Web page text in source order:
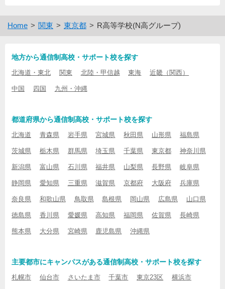
Home 関東 東京都 R高等学校(N高グループ)
地方から通信制高校・サポート校を探す
北海道・東北 関東 北陸・甲信越 東海 近畿（関西）
中国 四国 九州・沖縄
都道府県から通信制高校・サポート校を探す
北海道 青森県 岩手県 宮城県 秋田県 山形県 福島県
茨城県 栃木県 群馬県 埼玉県 千葉県 東京都 神奈川県
新潟県 富山県 石川県 福井県 山梨県 長野県 岐阜県
静岡県 愛知県 三重県 滋賀県 京都府 大阪府 兵庫県
奈良県 和歌山県 鳥取県 島根県 岡山県 広島県 山口県
徳島県 香川県 愛媛県 高知県 福岡県 佐賀県 長崎県
熊本県 大分県 宮崎県 鹿児島県 沖縄県
主要都市にキャンパスがある通信制高校・サポート校を探す
札幌市 仙台市 さいたま市 千葉市 東京23区 横浜市